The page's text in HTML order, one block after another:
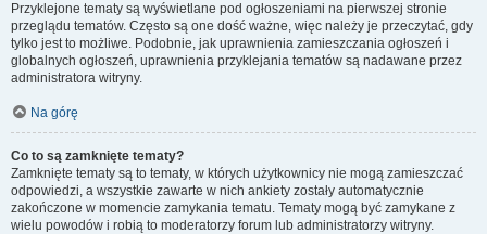
Przyklejone tematy są wyświetlane pod ogłoszeniami na pierwszej stronie
przeglądu tematów. Często są one dość ważne, więc należy je przeczytać, gdy
tylko jest to możliwe. Podobnie, jak uprawnienia zamieszczania ogłoszeń i
globalnych ogłoszeń, uprawnienia przyklejania tematów są nadawane przez
administratora witryny.
Na górę
Co to są zamknięte tematy?
Zamknięte tematy są to tematy, w których użytkownicy nie mogą zamieszczać
odpowiedzi, a wszystkie zawarte w nich ankiety zostały automatycznie
zakończone w momencie zamykania tematu. Tematy mogą być zamykane z
wielu powodów i robią to moderatorzy forum lub administratorzy witryny.